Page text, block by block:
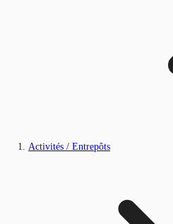
Activités / Entrepôts